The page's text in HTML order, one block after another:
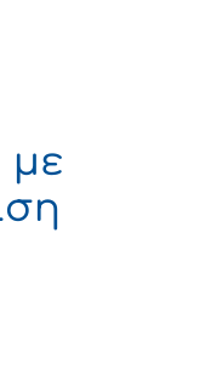
με